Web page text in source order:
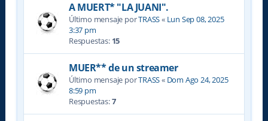
A MUERT* "LA JUANI".
Último mensaje porTRASS« Lun Sep 08, 2025
3:37 pm
Respuestas: 15
MUER** de un streamer
Último mensaje porTRASS« Dom Ago 24, 2025
8:59 pm
Respuestas:7